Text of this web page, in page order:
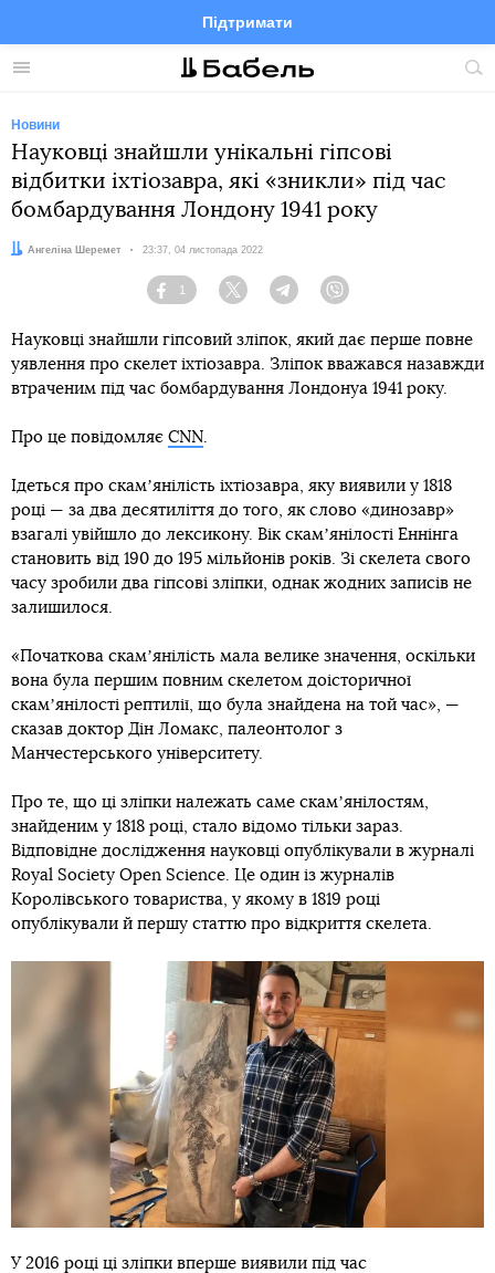
Меню
Підтримати
FacebookTelegramTwitter
Новини
Науковці знайшли унікальні гіпсові
відбитки іхтіозавра, які «зникли» під час
бомбардування Лондону 1941 року
Автор:
Ангеліна Шеремет Дата:
23:37, 04 листопада 2022
Facebook
1
Twitter TelegramViber
Науковці знайшли гіпсовий зліпок, який дає перше повне
уявлення про скелет іхтіозавра. Зліпок вважався назавжди
втраченим під час бомбардування Лондонуа 1941 року.
Про це повідомляє CNN.
Ідеться про скамʼянілість іхтіозавра, яку виявили у 1818
році — за два десятиліття до того, як слово «динозавр»
взагалі увійшло до лексикону. Вік скамʼянілості Еннінга
становить від 190 до 195 мільйонів років. Зі скелета свого
часу зробили два гіпсові зліпки, однак жодних записів не
залишилося.
«Початкова скамʼянілість мала велике значення, оскільки
вона була першим повним скелетом доісторичної
скамʼянілості рептилії, що була знайдена на той час», —
сказав доктор Дін Ломакс, палеонтолог з
Манчестерського університету.
Про те, що ці зліпки належать саме скамʼянілостям,
знайденим у 1818 році, стало відомо тільки зараз.
Відповідне дослідження науковці опублікували в журналі
Royal Society Open Science. Це один із журналів
Королівського товариства, у якому в 1819 році
опублікували й першу статтю про відкриття скелета.
У 2016 році ці зліпки вперше виявили під час